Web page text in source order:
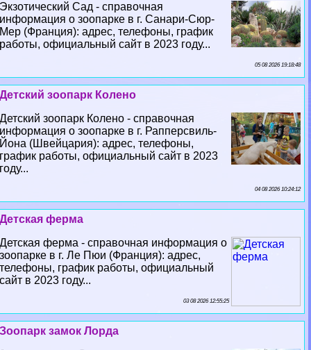
Экзотический Сад - справочная
информация о зоопарке в г. Санари-Сюр-
Мер (Франция): адрес, телефоны, график
работы, официальный сайт в 2023 году...
05 08 2026 19:18:48
Детский зоопарк Колено
Детский зоопарк Колено - справочная
информация о зоопарке в г. Рапперсвиль-
Йона (Швейцария): адрес, телефоны,
график работы, официальный сайт в 2023
году...
04 08 2026 10:24:12
Детская ферма
Детская ферма - справочная информация о
зоопарке в г. Ле Пюи (Франция): адрес,
телефоны, график работы, официальный
сайт в 2023 году...
03 08 2026 12:55:25
Зоопарк замок Лорда